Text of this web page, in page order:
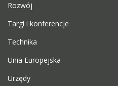
Rozwój
Targi i konferencje
Technika
Unia Europejska
Urzędy